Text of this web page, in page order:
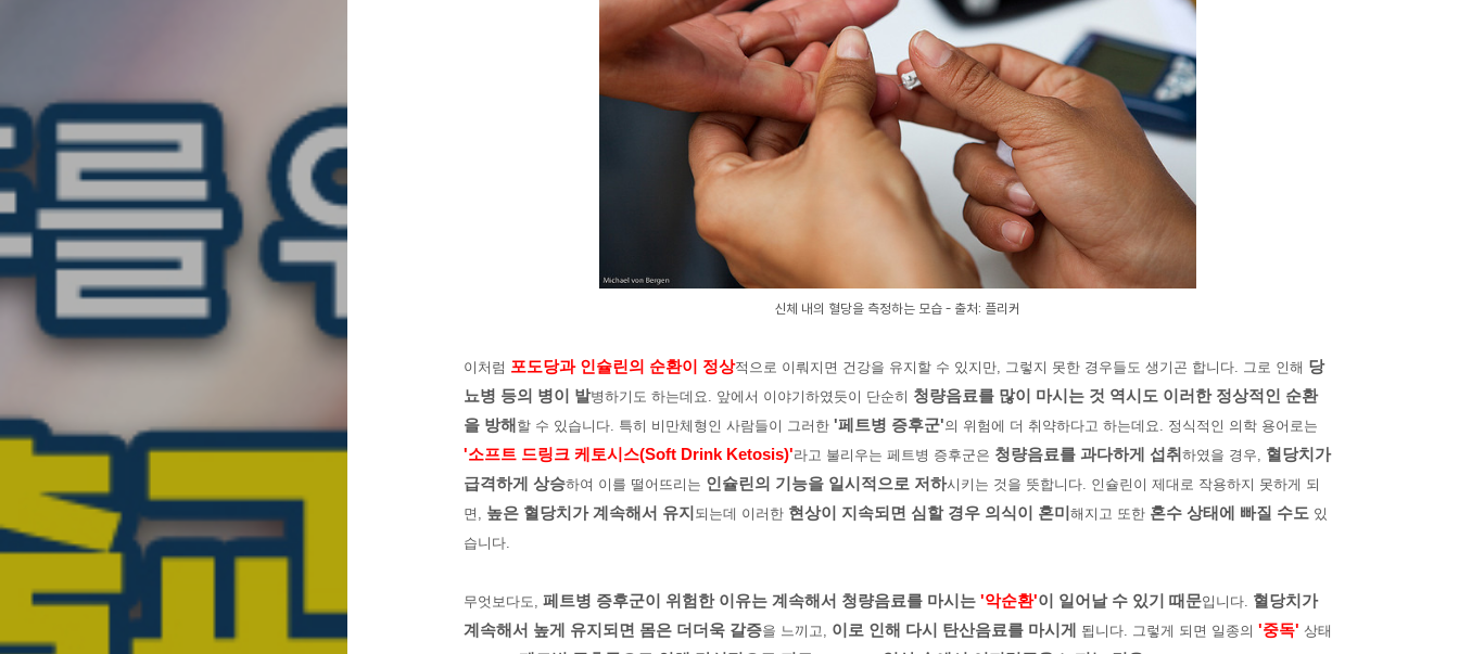
신체 내의 혈당을 측정하는 모습 - 출처: 플리커
이처럼 포도당과 인슐린의 순환이 정상적으로 이뤄지면 건강을 유지할 수 있지만, 그렇지 못한 경우들도 생기곤 합니다. 그로 인해 당
뇨병 등의 병이 발병하기도 하는데요. 앞에서 이야기하였듯이 단순히 청량음료를 많이 마시는 것 역시도 이러한 정상적인 순환
을 방해 할 수 있습니다. 특히 비만체형인 사람들이 그러한'페트병 증후군'의 위험에 더 취약하다고 하는데요. 정식적인 의학 용어로는
'소프트 드링크 케토시스(Soft Drink Ketosis)'라고 불리우는 페트병 증후군은 청량음료를 과다하게 섭취 하였을 경우, 혈당치가
급격하게 상승하여 이를 떨어뜨리는 인슐린의 기능을 일시적으로 저하시키는 것을 뜻합니다. 인슐린이 제대로 작용하지 못하게 되
면, 높은 혈당치가 계속해서 유지 되는데 이러한 현상이 지속되면 심할 경우 의식이 혼미 해지고 또한 혼수 상태에 빠질 수도있
습니다.
무엇보다도, 페트병 증후군이 위험한 이유는 계속해서 청량음료를 마시는 '악순환'이 일어날 수 있기 때문입니다. 혈당치가
계속해서 높게 유지되면 몸은 더더욱 갈증을 느끼고, 이로 인해 다시 탄산음료를 마시게 됩니다. 그렇게 되면 일종의 '중독' 상태